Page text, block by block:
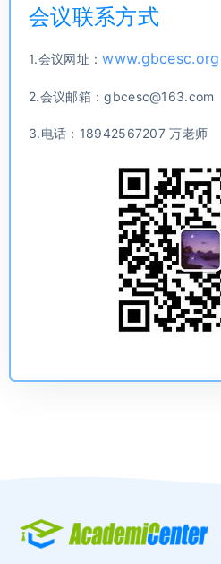
会议联系方式
1.会议网址：www.gbcesc.org
2.会议邮箱：gbcesc@163.com
3.电话：18942567207 万老师